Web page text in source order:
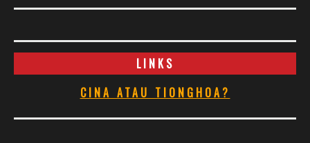
LINKS
CINA ATAU TIONGHOA?